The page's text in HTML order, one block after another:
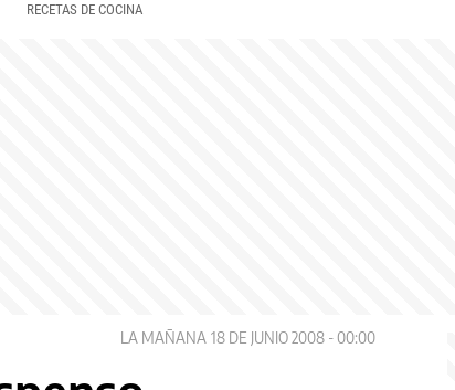
RECETAS DE COCINA
LA MAÑANA 18 DE JUNIO 2008 - 00:00